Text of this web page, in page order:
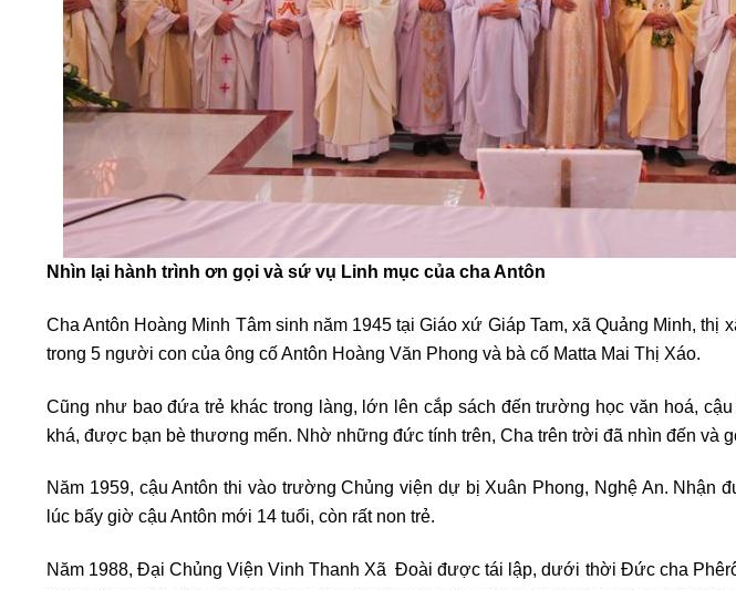
Nhìn lại hành trình ơn gọi và sứ vụ Linh mục của cha Antôn
Cha Antôn Hoàng Minh Tâm sinh năm 1945 tại Giáo xứ Giáp Tam, xã Quảng Minh, thị
trong 5 người con của ông cố Antôn Hoàng Văn Phong và bà cố Matta Mai Thị Xáo.
Cũng như bao đứa trẻ khác trong làng, lớn lên cắp sách đến trường học văn hoá,
khá, được bạn bè thương mến. Nhờ những đức tính trên, Cha trên trời đã nhìn đến và
Năm 1959, cậu Antôn thi vào trường Chủng viện dự bị Xuân Phong, Nghệ An. Nhận
lúc bấy giờ cậu Antôn mới 14 tuổi, còn rất non trẻ.
Năm 1988, Đại Chủng Viện Vinh Thanh Xã Đoài được tái lập, dưới thời Đức cha